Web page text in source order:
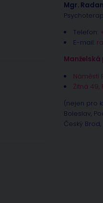
Mgr.
Telefon:
E-mail:
Manželská
Náměstí
Žitná
(nejen pro
Boleslav,
Český